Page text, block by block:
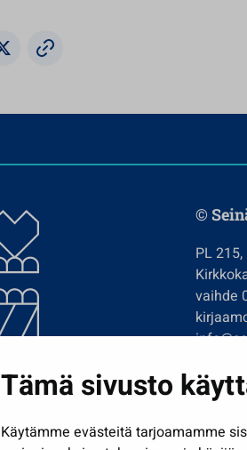
Tämä sivusto
Käytämme evästeitä tarjoamamme
©
PL
vaihde
Tilaa